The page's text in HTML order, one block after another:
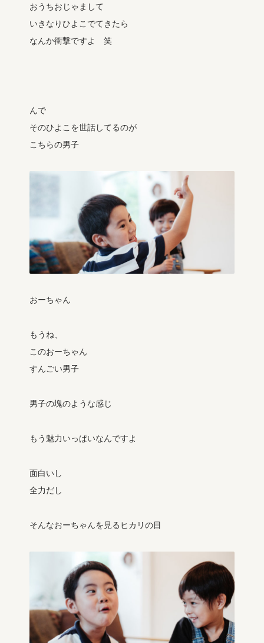
おうちおじゃまして
いきなりひよこでてきたら
なんか衝撃ですよ 笑
んで
そのひよこを世話してるのが
こちらの男子
おーちゃん
もうね、
このおーちゃん
すんごい男子
男子の塊のような感じ
もう魅力いっぱいなんですよ
面白いし
全力だし
そんなおーちゃんを見るヒカリの目